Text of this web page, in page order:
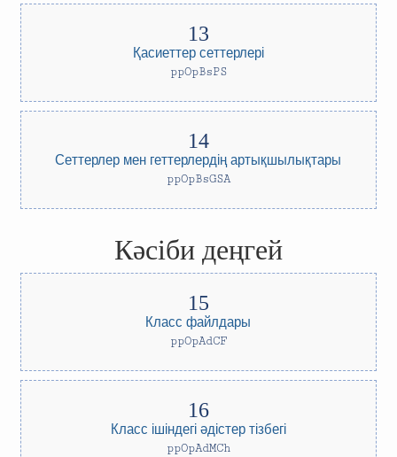
Қасиеттер сеттерлері
ppOpBsPS
Сеттерлер мен геттерлердің артықшылықтары
ppOpBsGSA
Кәсіби деңгей
Класс файлдары
ppOpAdCF
Класс ішіндегі әдістер тізбегі
ppOpAdMCh